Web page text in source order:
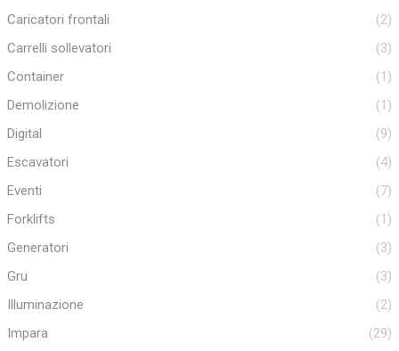
Caricatori frontali
(2)
Carrelli sollevatori
(3)
Container
(1)
Demolizione
(1)
Digital
(9)
Escavatori
(4)
Eventi
(7)
Forklifts
(1)
Generatori
(3)
Gru
(3)
Illuminazione
(2)
Impara
(29)